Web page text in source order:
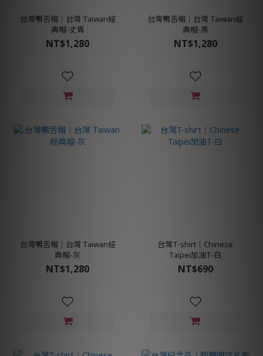
台灣鴨舌帽│台灣 Taiwan經
典帽-丈青
NT$1,280
台灣鴨舌帽│台灣 Taiwan經
典帽-黑
NT$1,280
台灣鴨舌帽│台灣 Taiwan經
典帽-灰
NT$1,280
台灣T-shirt│Chinese
Taipei加油T-白
NT$690